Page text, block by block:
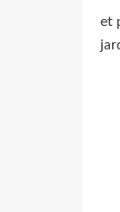
et